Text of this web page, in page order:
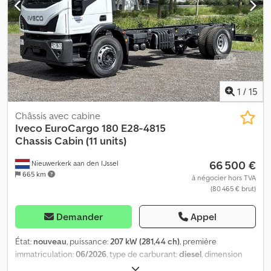
Nombre de cylindres : 6 Cylindrée : 5 880 cm³ Transmission Type
de transmission : 6 vitesses, boîte de vitesses manuelle
Configuration des essieux Dimensions des pneus : 295/80R22.5
Freins : Freins à disque Suspension : Suspension à ressorts à
lames Essieu avant : Directionnel Poids Dedpfx Aszru Eiol Nokr
Poids à vide : 5 430 kg Charge utile : 12 570 kg PTAC : 18 000 kg
1 / 15
Nieuwerkerk aan den IJssel
665 km
Châssis avec cabine
Iveco EuroCargo 180 E28-4815
Chassis Cabin (11 units)
66 500 €
à négocier hors TVA
(80 465 € brut)
Demander Appel
État: nouveau, puissance:207 kW (281,44 ch), première
immatriculation:06/2026, type de carburant:diesel, dimension
, configuration d'essieux: